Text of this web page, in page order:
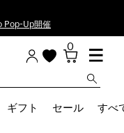
Pop-Up開催
0
ギフト セール すべ